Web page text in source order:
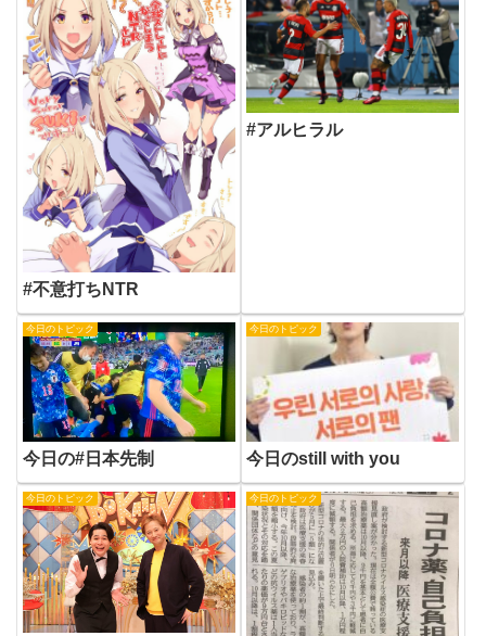
#不意打ちNTR
#アルヒラル
今日のトピック
今日の#日本先制
今日のトピック
今日のstill with you
今日のトピック 今日のトピック